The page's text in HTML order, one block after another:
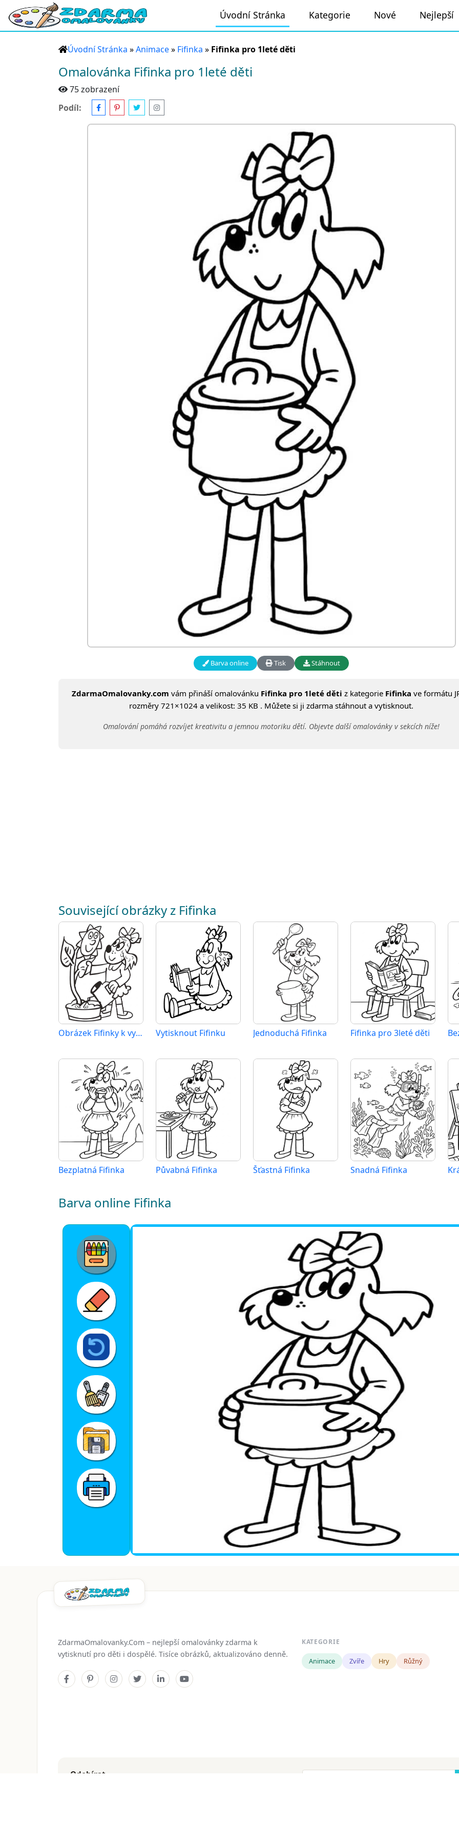
Úvodní Stránka Kategorie Nové Nejlepší
Úvodní Stránka »Animace» Fifinka » Fifinka pro 1leté děti
Omalovánka Fifinka pro 1leté děti
75 zobrazení
Podíl:
Barva online Tisk Stáhnout
ZdarmaOmalovanky.com vám přináší omalovánku Fifinka pro 1leté děti z kategorie Fifinka ve formátu
rozměry 721×1024 a velikost: 35 KB . Můžete si ji zdarma stáhnout a vytisknout.
Omalování pomáhá rozvíjet kreativitu a jemnou motoriku dětí. Objevte další omalovánky v sekcích níže!
Související obrázky z Fifinka
Obrázek Fifinky k vytištění Vytisknout Fifinku Jednoduchá Fifinka Fifinka pro 3leté děti
Bezplatná Fifinka Půvabná Fifinka Šťastná Fifinka Snadná Fifinka
Barva online Fifinka
ZdarmaOmalovanky.Com – nejlepší omalovánky zdarma k
vytisknutí pro děti i dospělé. Tisíce obrázků, aktualizováno denně.
KATEGORIE
Animace Zvíře Hry Růžný
Odebírat